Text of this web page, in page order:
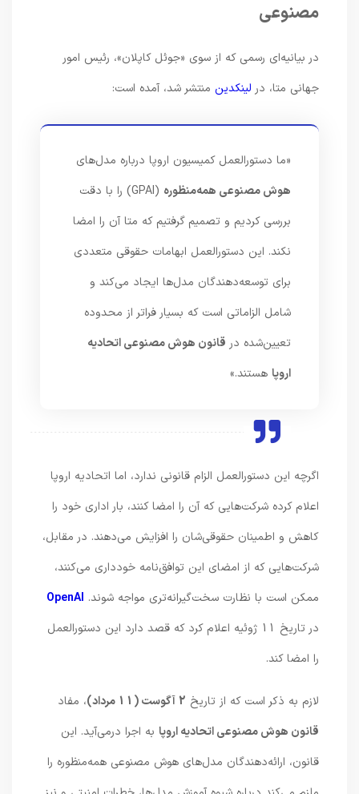
مصنوعی
در بیانیه‌ای رسمی که از سوی «جوئل کاپلان»، رئیس امور
جهانی متا، در لینکدینمنتشر شد، آمده است:
«ما دستورالعمل کمیسیون اروپا درباره مدل‌های
هوش مصنوعی همه‌منظوره
(GPAI) را با دقت
بررسی کردیم و تصمیم گرفتیم که متا آن را امضا
نکند. این دستورالعمل ابهامات حقوقی متعددی
برای توسعه‌دهندگان مدل‌ها ایجاد می‌کند و
شامل الزاماتی است که بسیار فراتر از محدوده
تعیین‌شده درقانون هوش مصنوعی اتحادیه
هستند.»
اگرچه این دستورالعمل الزام قانونی ندارد، اما اتحادیه اروپا
اعلام کرده شرکت‌هایی که آن را امضا کنند، بار اداری خود را
کاهش و اطمینان حقوقی‌شان را افزایش می‌دهند. در مقابل،
شرکت‌هایی که از امضای این توافق‌نامه خودداری می‌کنند،
ممکن است با نظارت سخت‌گیرانه‌تری مواجه شوند. OpenAI
در تاریخ 11 ژوئیه اعلام کرد که قصد دارد این دستورالعمل
را امضا کند.
لازم به ذکر است که از تاریخ 2 آگوست (11 مرداد)
، مفاد
قانون هوش مصنوعی اتحادیه اروپابه اجرا درمی‌آید. این
قانون، ارائه‌دهندگان مدل‌های هوش مصنوعی همه‌منظوره را